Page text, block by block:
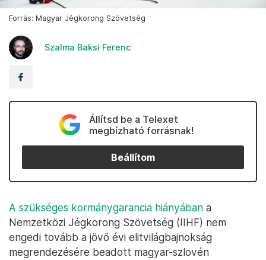
Forrás: Magyar Jégkorong Szövetség
Szalma Baksi Ferenc
Állítsd be a Telexet
megbízható forrásnak!
Beállítom
A szükséges kormánygarancia hiányában a
Nemzetközi Jégkorong Szövetség (IIHF) nem
engedi tovább a jövő évi elitvilágbajnokság
megrendezésére beadott magyar-szlovén